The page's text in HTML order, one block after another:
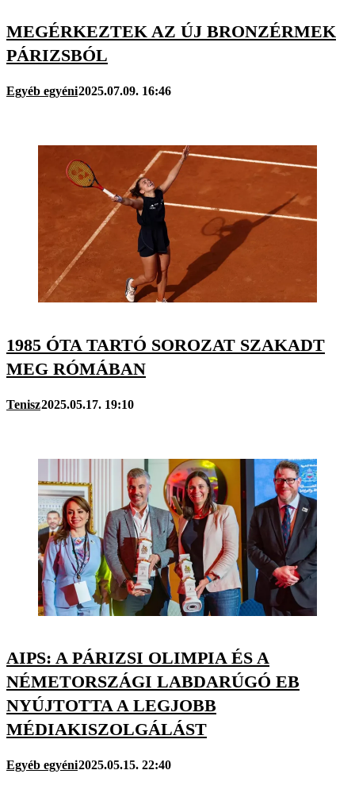
MEGÉRKEZTEK AZ ÚJ BRONZÉRMEK
PÁRIZSBÓL
Egyéb egyéni2025.07.09. 16:46
1985 ÓTA TARTÓ SOROZAT SZAKADT
MEG RÓMÁBAN
Tenisz2025.05.17. 19:10
AIPS: A PÁRIZSI OLIMPIA ÉS A
NÉMETORSZÁGI LABDARÚGÓ EB
NYÚJTOTTA A LEGJOBB
MÉDIAKISZOLGÁLÁST
Egyéb egyéni2025.05.15. 22:40